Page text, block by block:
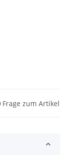
Frage zum Artikel